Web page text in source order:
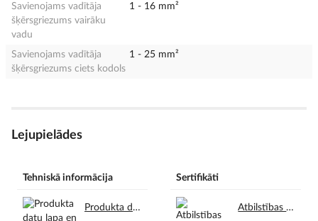
Savienojams vadītāja
šķērsgriezums vairāku
vadu
1 - 16 mm²
Savienojams vadītāja
šķērsgriezums ciets kodols
1 - 25 mm²
Lejupielādes
Tehniskā informācija
Produkta datu lapa en.pdf
Sertifikāti
Atbilstības deklarācija CE en.pdf